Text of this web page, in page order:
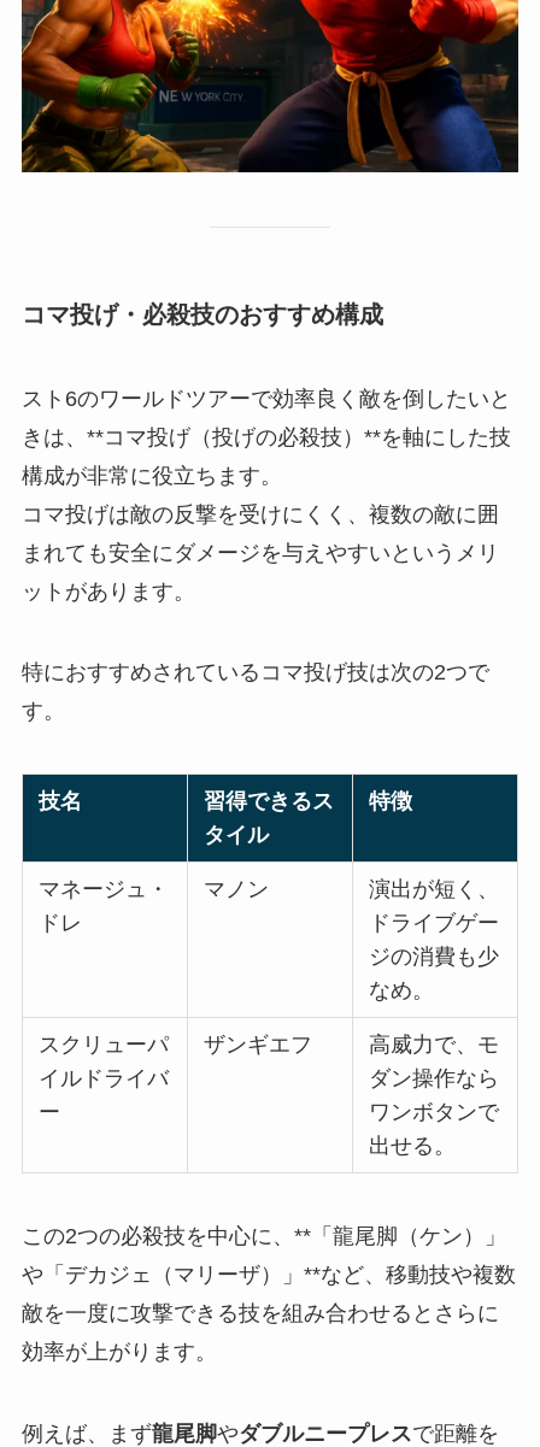
コマ投げ・必殺技のおすすめ構成
スト6のワールドツアーで効率良く敵を倒したいと
きは、**コマ投げ（投げの必殺技）**を軸にした技
構成が非常に役立ちます。
コマ投げは敵の反撃を受けにくく、複数の敵に囲
まれても安全にダメージを与えやすいというメリ
ットがあります。
特におすすめされているコマ投げ技は次の2つで
す。
技名
習得できるス
タイル
特徴
マネージュ・
ドレ
マノン
演出が短く、
ドライブゲー
ジの消費も少
なめ。
スクリューパ
イルドライバ
ー
ザンギエフ
高威力で、モ
ダン操作なら
ワンボタンで
出せる。
この2つの必殺技を中心に、**「龍尾脚（ケン）」
や「デカジェ（マリーザ）」**など、移動技や複数
敵を一度に攻撃できる技を組み合わせるとさらに
効率が上がります。
例えば、まず龍尾脚やダブルニープレスで距離を